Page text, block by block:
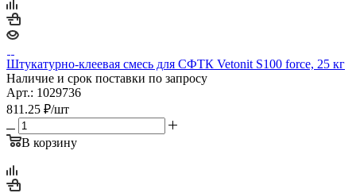
Штукатурно-клеевая смесь для СФТК Vetonit S100 force, 25 кг
Наличие и срок поставки по запросу
Арт.: 1029736
811.25 ₽/шт
В корзину